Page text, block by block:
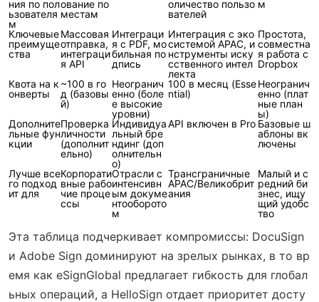
ния по пол
ьзователя
м
ование по
местам
оличество пользо
вателей
м
Ключевые
преимуще
ства
Массовая
отправка,
интеграци
я API
Интеграци
я с PDF, мо
бильная по
дпись
Интеграция с эко
системой APAC, и
нструменты иску
сственного интел
лекта
Простота,
совместна
я работа с
Dropbox
Квота на к
онверты
~100 в го
д (базовы
й)
Неогранич
енно (боле
е высокие
уровни)
100 в месяц (Esse
ntial)
Неогранич
енно (плат
ные план
ы)
Дополните
льные фун
кции
Проверка
личности
(дополнит
ельно)
Индивидуа
льный бре
ндинг (доп
олнительн
о)
API включен в Pro Базовые ш
аблоны вк
лючены
Лучше все
го подход
ит для
Корпорати
вные рабо
чие проце
ссы
Отрасли с
интенсивн
ым докуме
нтооборото
м
Трансграничные
APAC/Великобрит
ания
Малый и с
редний би
знес, ищу
щий удобс
тво
Эта таблица подчеркивает компромиссы: DocuSign
и Adobe Sign доминируют на зрелых рынках, в то вр
емя как eSignGlobal предлагает гибкость для глобал
ьных операций, а HelloSign отдает приоритет досту